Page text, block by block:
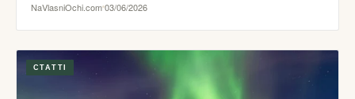
NaVlasniOchi.com03/06/2026
СТАТТІ